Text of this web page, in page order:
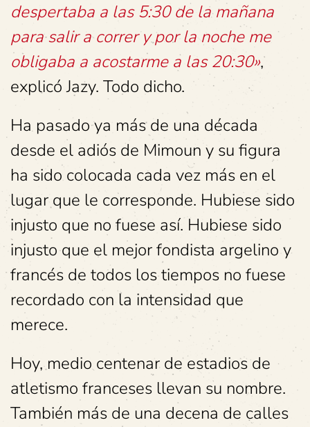
despertaba a las 5:30 de la mañana
para salir a correr y por la noche me
obligaba a acostarme a las 20:30»,
explicó Jazy. Todo dicho.
Ha pasado ya más de una década
desde el adiós de Mimoun y su figura
ha sido colocada cada vez más en el
lugar que le corresponde. Hubiese sido
injusto que no fuese así. Hubiese sido
injusto que el mejor fondista argelino y
francés de todos los tiempos no fuese
recordado con la intensidad que
merece.
Hoy, medio centenar de estadios de
atletismo franceses llevan su nombre.
También más de una decena de calles